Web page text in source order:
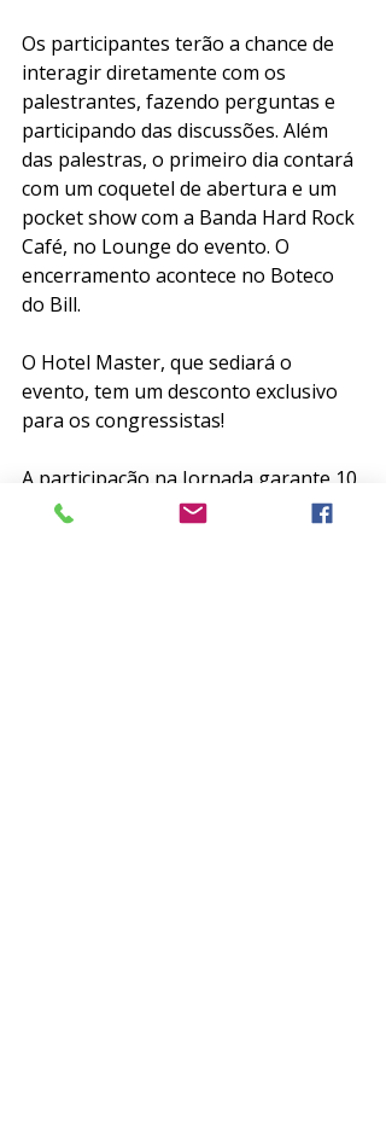
Os participantes terão a chance de
interagir diretamente com os
palestrantes, fazendo perguntas e
participando das discussões. Além
das palestras, o primeiro dia contará
com um coquetel de abertura e um
pocket show com a Banda Hard Rock
Café, no Lounge do evento. O
encerramento acontece no Boteco
do Bill.
O Hotel Master, que sediará o
evento, tem um desconto exclusivo
para os congressistas!
A participação na Jornada garante 10
pontos para a Prova de Título de